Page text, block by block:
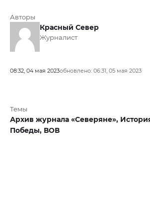
Авторы
Красный Север
Журналист
08:32, 04 мая 2023обновлено: 06:31, 05 мая 2023
Темы
Архив журнала «Северяне»,
Победы, ВОВ